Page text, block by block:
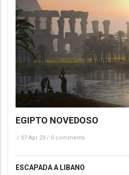
EGIPTO NOVEDOSO
/ 07 Apr 23 / 0 comments
ESCAPADA A LIBANO